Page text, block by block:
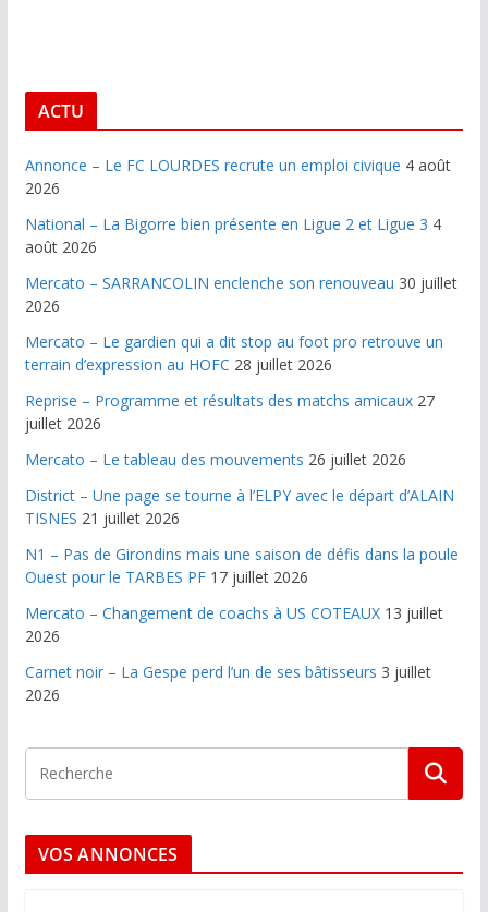
ACTU
Annonce – Le FC LOURDES recrute un emploi civique 4 août
2026
National – La Bigorre bien présente en Ligue 2 et Ligue 3 4
août 2026
Mercato – SARRANCOLIN enclenche son renouveau 30 juillet
2026
Mercato – Le gardien qui a dit stop au foot pro retrouve un
terrain d’expression au HOFC 28 juillet 2026
Reprise – Programme et résultats des matchs amicaux 27
juillet 2026
Mercato – Le tableau des mouvements 26 juillet 2026
District – Une page se tourne à l’ELPY avec le départ d’ALAIN
TISNES 21 juillet 2026
N1 – Pas de Girondins mais une saison de défis dans la poule
Ouest pour le TARBES PF 17 juillet 2026
Mercato – Changement de coachs à US COTEAUX 13 juillet
2026
Carnet noir – La Gespe perd l’un de ses bâtisseurs 3 juillet
2026
VOS ANNONCES